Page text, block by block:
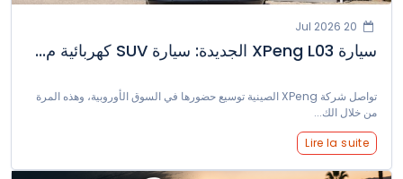
20 Jul 2026
سيارة XPeng L03 الجديدة: سيارة SUV كهربائية م...
تواصل شركة XPeng الصينية توسيع حضورها في السوق الأوروبية، وهذه المرة
من خلال الك...
Lire la suite